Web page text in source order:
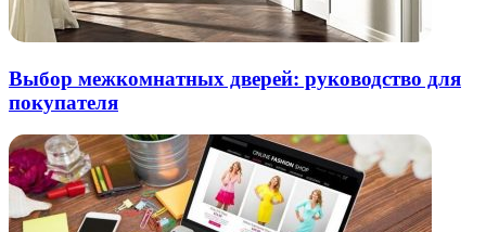
Выбор межкомнатных дверей: руководство для
покупателя